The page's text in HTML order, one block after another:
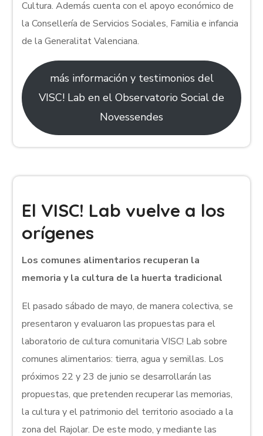
Cultura. Además cuenta con el apoyo económico de
la Consellería de Servicios Sociales, Familia e infancia
de la Generalitat Valenciana.
más información y testimonios del
VISC! Lab en el Observatorio Social de
Novessendes
El VISC! Lab vuelve a los
orígenes
Los comunes alimentarios recuperan la
memoria y la cultura de la huerta tradicional
El pasado sábado de mayo, de manera colectiva, se
presentaron y evaluaron las propuestas para el
laboratorio de cultura comunitaria VISC! Lab sobre
comunes alimentarios: tierra, agua y semillas. Los
próximos 22 y 23 de junio se desarrollarán las
propuestas, que pretenden recuperar las memorias,
la cultura y el patrimonio del territorio asociado a la
zona del Rajolar. De este modo, y mediante las